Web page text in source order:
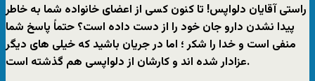
راستی آقایان دلواپس! تا کنون کسی از اعضای خانواده شما به خاطر
پیدا نشدن دارو جان خود را از دست داده است؟ حتماً پاسخ شما
منفی است و خدا را شکر ؛ اما در جریان باشید که خیلی های دیگر
عزادار شده اند و کارشان از دلواپسی هم گذشته است.